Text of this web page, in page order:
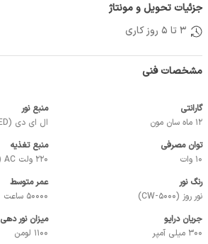
جزئیات تحویل و مونتاژ
3 تا 5 روز کاری
مشخصات فنی
گارانتی
12 ماه سان مون
منبع نور
ال ای دی (LED)
توان مصرفی
10 وات
منبع تغذیه
220 ولت AC (شهری)
رنگ نور
نور روز (CW-5000)
عمر متوسط
50000 ساعت
جریان درایو
300 میلی آمپر
میزان نور دهی
1100 لومن